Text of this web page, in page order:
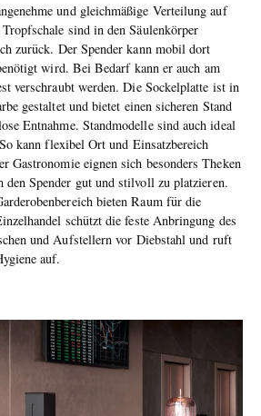
und gleichmäßige Verteilung auf
sind in den Säulenkörper
zurück. Der Spender kann mobil dort
wird. Bei Bedarf kann er auch am
verschraubt werden. Die Sockelplatte ist in
gestaltet und bietet einen sicheren Stand
Entnahme. Standmodelle sind auch ideal
kann flexibel Ort und Einsatzbereich
Gastronomie eignen sich besonders Theken
den Spender gut und stilvoll zu platzieren.
bieten Raum für die
schützt die feste Anbringung des
und Aufstellern vor Diebstahl und ruft
auf.